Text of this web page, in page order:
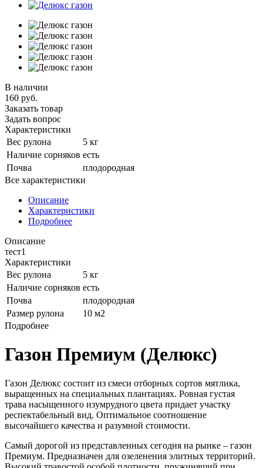
В наличии
160 руб.
Заказать товар
Задать вопрос
Характеристики
Вес рулона
5 кг
Наличие сорняков есть
Почва
плодородная
Все характеристики
Описание
Характеристики
Подробнее
Описание
тест1
Характеристики
Вес рулона
5 кг
Наличие сорняков есть
Почва
плодородная
Размер рулона
10 м2
Подробнее
Газон Премиум (Делюкс)
Газон Делюкс состоит из смеси отборных сортов мятлика,
выращенных на специальных плантациях. Ровная густая
трава насыщенного изумрудного цвета придает участку
респектабельный вид. Оптимальное соотношение
высочайшего качества и разумной стоимости.
Самый дорогой из представленных сегодня на рынке – газон
Премиум. Предназначен для озеленения элитных территорий.